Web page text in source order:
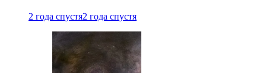
2 года спустя2 года спустя